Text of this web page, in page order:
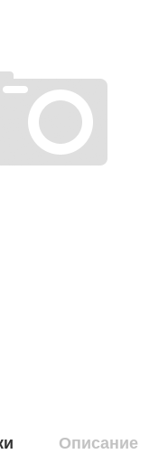
Описание